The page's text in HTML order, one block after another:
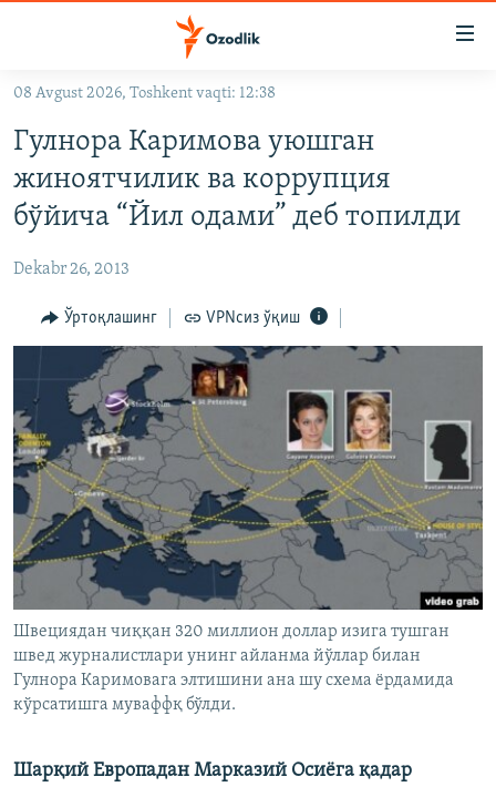
Асосий
навигацияга
ўтинг
Қидиришга
OZODVIDEO
OZODARXIV
На русском
ИЖТИМОИЙ ТАРМОҚЛАР
Озодлик бошқа тилларда
08 Avgust 2026, Toshkent vaqti: 12:38
Гулнора Каримова уюшган
жиноятчилик ва коррупция
бўйича “Йил одами” деб топилди
Dekabr 26, 2013
Ўртоқлашинг VPNсиз ўқиш
Швециядан чиққан 320 миллион доллар изига тушган
швед журналистлари унинг айланма йўллар билан
Гулнора Каримовага элтишини ана шу схема ëрдамида
кўрсатишга муваффқ бўлди.
Шарқий Европадан Марказий Осиëга қадар